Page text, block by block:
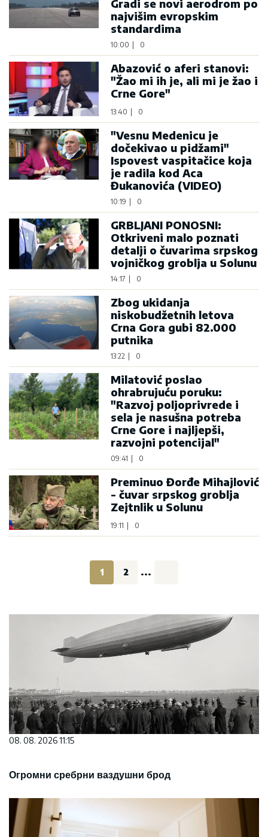
Gradi se novi aerodrom po
najvišim evropskim
standardima
10:00 0
Abazović o aferi stanovi:
"Žao mi ih je, ali mi je žao i
Crne Gore"
13:40 0
"Vesnu Medenicu je
dočekivao u pidžami"
Ispovest vaspitačice koja
je radila kod Aca
Đukanovića (VIDEO)
10:19 0
GRBLJANI PONOSNI:
Otkriveni malo poznati
detalji o čuvarima srpskog
vojničkog groblja u Solunu
14:17 0
Zbog ukidanja
niskobudžetnih letova
Crna Gora gubi 82.000
putnika
13:22 0
Milatović poslao
ohrabrujuću poruku:
"Razvoj poljoprivrede i
sela je nasušna potreba
Crne Gore i najljepši,
razvojni potencijal"
09:41 0
Preminuo Đorđe Mihajlović
- čuvar srpskog groblja
Zejtnlik u Solunu
19:11 0
1 2 ...
08. 08. 2026 11:15
Огромни сребрни ваздушни брод